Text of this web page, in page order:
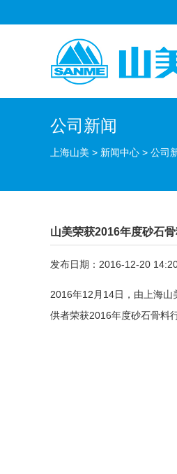
公司新闻
上海山美 > 新闻中心 > 公司
山美荣获2016年度砂石
发布日期：2016-12-20
2016年12月14日，由上海山
供者荣获2016年度砂石骨料